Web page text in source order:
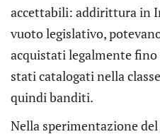
accettabili: addirittura in
vuoto legislativo,
acquistati legalmente fino
stati catalogati nella
quindi banditi.
Nella sperimentazione